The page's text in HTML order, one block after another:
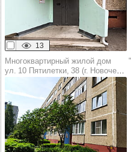
13
Многоквартирный жилой дом
ул. 10 Пятилетки, 38 (г. Новочебоксарск)